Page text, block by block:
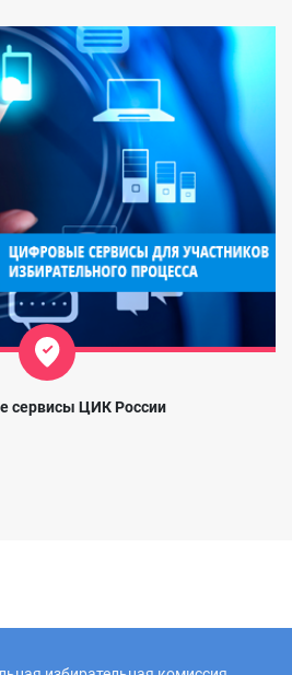
сервисы ЦИК России